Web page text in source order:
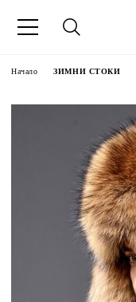
Начало ЗИМНИ СТОКИ